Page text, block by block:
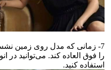
7- زمانی که مدل روی زمین
را فوق العاده کند. می‌توانید در
استفاده کنید.